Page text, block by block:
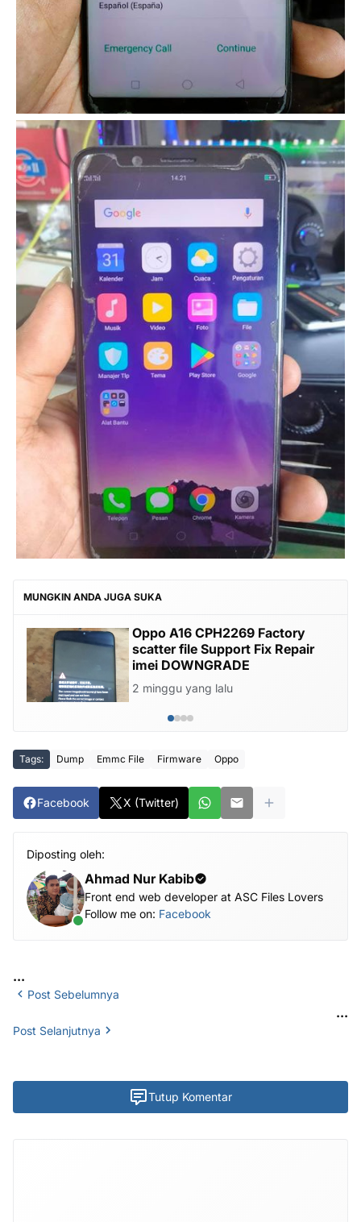
MUNGKIN ANDA JUGA SUKA
Oppo A16 CPH2269 Factory
scatter file Support Fix Repair
imei DOWNGRADE
2 minggu yang lalu
Tags: Dump Emmc File Firmware Oppo
Facebook X (Twitter)
Diposting oleh:
Ahmad Nur Kabib
Front end web developer at ASC Files Lovers
Follow me on: Facebook
...
Post Sebelumnya
...
Post Selanjutnya
Tutup Komentar